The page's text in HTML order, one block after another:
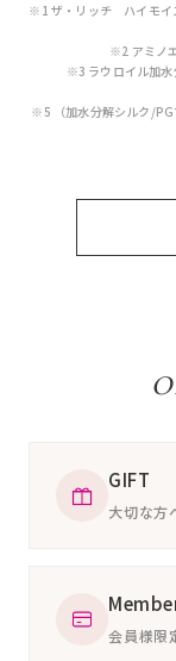
※1 ザ・リッチ ハイモイ
※2 アミノ
※3 ラウロイル加水
※5 （加水分解シルク/PG
GIFT
大切な方
会員様限